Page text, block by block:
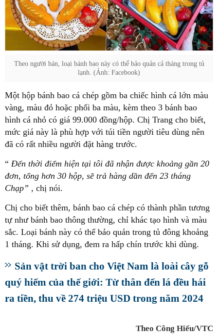
Theo người bán, loại bánh bao này có thể bảo quản cả tháng trong tủ
lạnh. (Ảnh: Facebook)
Một hộp bánh bao cá chép gồm ba chiếc hình cá lớn màu
vàng, màu đỏ hoặc phối ba màu, kèm theo 3 bánh bao
hình cá nhỏ có giá 99.000 đồng/hộp. Chị Trang cho biết,
mức giá này là phù hợp với túi tiền người tiêu dùng nên
đã có rất nhiều người đặt hàng trước.
“ Đến thời điểm hiện tại tôi đã nhận được khoảng gần 20
đơn, tổng hơn 30 hộp, sẽ trả hàng dần đến 23 tháng
Chạp” , chị nói.
Chị cho biết thêm, bánh bao cá chép có thành phần tương
tự như bánh bao thông thường, chỉ khác tạo hình và màu
sắc. Loại bánh này có thể bảo quản trong tủ đông khoảng
1 tháng. Khi sử dụng, đem ra hấp chín trước khi dùng.
Sản vật trời ban cho Việt Nam là loài cây gỗ
quý hiếm của thế giới: Từ thân đến lá đều hái
ra tiền, thu về 274 triệu USD trong năm 2024
Theo Công Hiếu/VTC